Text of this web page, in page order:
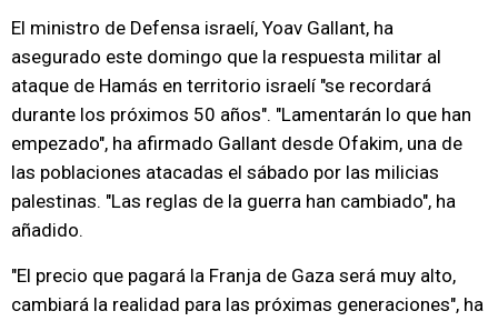
El ministro de Defensa israelí, Yoav Gallant, ha
asegurado este domingo que la respuesta militar al
ataque de Hamás en territorio israelí "se recordará
durante los próximos 50 años". "Lamentarán lo que han
empezado", ha afirmado Gallant desde Ofakim, una de
las poblaciones atacadas el sábado por las milicias
palestinas. "Las reglas de la guerra han cambiado", ha
añadido.
"El precio que pagará la Franja de Gaza será muy alto,
cambiará la realidad para las próximas generaciones", ha